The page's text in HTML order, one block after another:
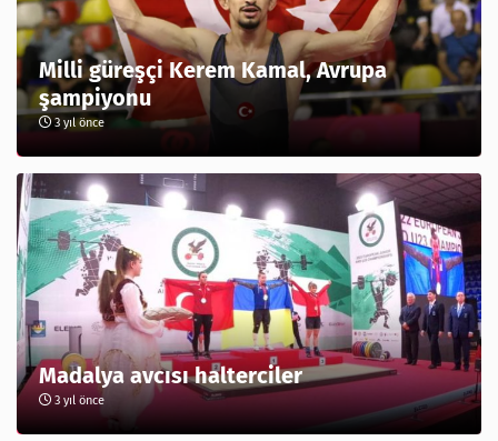
Milli güreşçi Kerem Kamal, Avrupa
şampiyonu
3 yıl önce
Madalya avcısı halterciler
3 yıl önce